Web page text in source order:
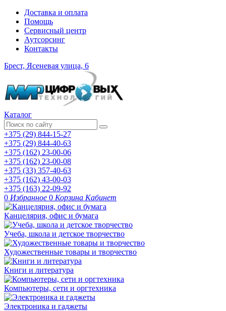
Доставка и оплата
Помощь
Сервисный центр
Аутсорсинг
Контакты
Брест, Ясеневая улица, 6
Каталог
+375 (29) 844-15-27
+375 (29) 844-40-63
+375 (162) 23-00-06
+375 (162) 23-00-08
+375 (33) 357-40-63
+375 (162) 43-00-03
+375 (163) 22-09-92
0 Избранное 0 Корзина Кабинет
Канцелярия, офис и бумага
Учеба, школа и детское творчество
Художественные товары и творчество
Книги и литература
Компьютеры, сети и оргтехника
Электроника и гаджеты